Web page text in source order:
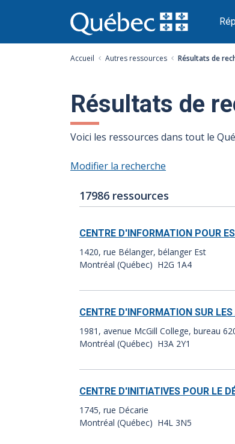
au
contenu
Accueil Autres ressources Résultats de
Résultats de
Voici les ressources dans tout le
Modifier la recherche
Nombre
de
résultats
17986 ressources
Index
des
résultats:
CENTRE D'INFORMATION POUR
1420, rue Bélanger, bélanger Est
Montréal (Québec) H2G 1A4
CENTRE D'INFORMATION SUR
1981, avenue McGill College, bureau
Montréal (Québec) H3A 2Y1
CENTRE D'INITIATIVES POUR LE
1745, rue Décarie
Montréal (Québec) H4L 3N5